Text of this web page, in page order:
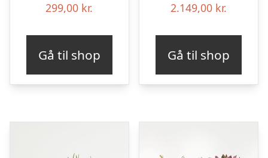
299,00 kr.
Gå til shop
2.149,00 kr.
Gå til shop